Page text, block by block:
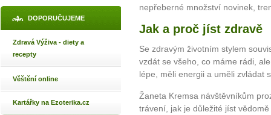
DOPORUČUJEME
Zdravá Výživa - diety a
recepty
Věštění online
Kartářky na Ezoterika.cz
nepřeberné množství novinek,
Jak a proč jíst zdravě
Se zdravým životním stylem
vzdát se všeho, co máme rádi,
lépe, měli energii a uměli zvládat
Žaneta Kremsa návštěvníkům
trávení, jak je důležité jíst